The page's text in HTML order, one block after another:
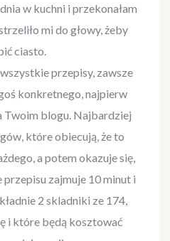
w kuchni i przekonałam
mi do głowy, żeby
ciasto.
przepisy, zawsze
konkretnego, najpierw
Twoim blogu. Najbardziej
które obiecują, że to
a potem okazuje się,
przepisu zajmuje 10 minut i
2 skladniki ze 174,
i które będą kosztować